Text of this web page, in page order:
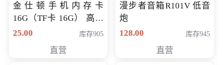
金仕顿手机内存卡
16G（TF卡 16G） 高速
卡 CLASS 10
25.00 库存905
直营
漫步者音箱R101V 低音
炮
128.00
库存945
直营